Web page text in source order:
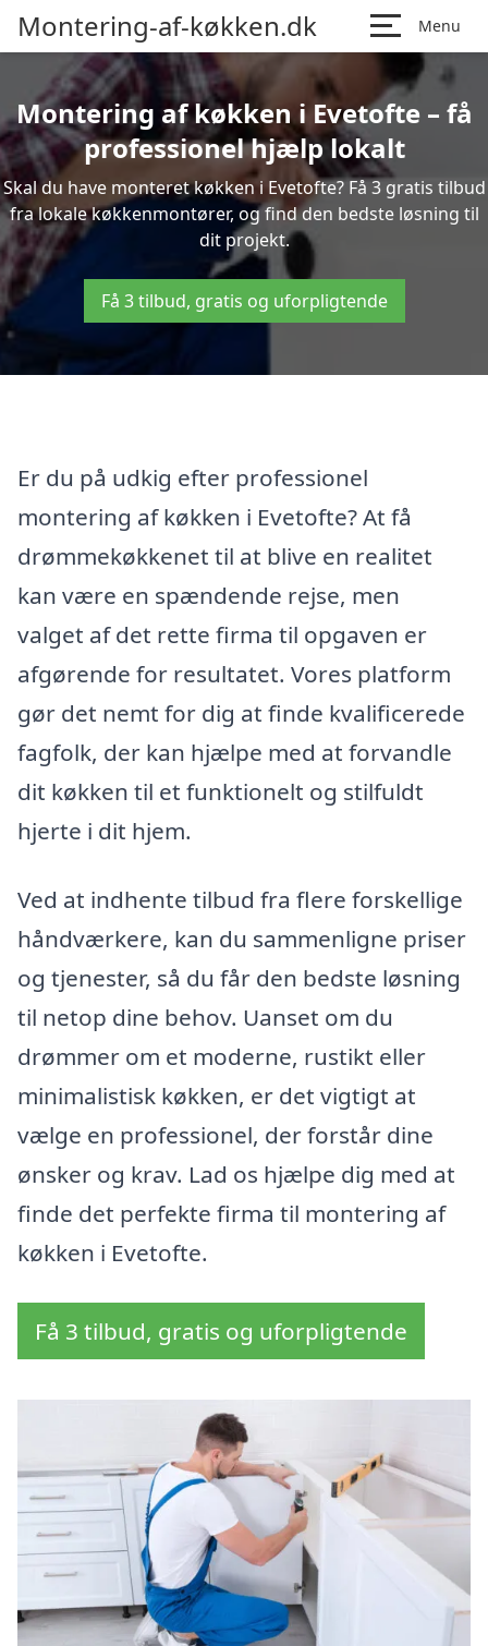
Montering-af-køkken.dk Menu
Montering af køkken i Evetofte – få
professionel hjælp lokalt
Skal du have monteret køkken i Evetofte? Få 3 gratis tilbud
fra lokale køkkenmontører, og find den bedste løsning til
dit projekt.
Få 3 tilbud, gratis og uforpligtende
Er du på udkig efter professionel
montering af køkken i Evetofte? At få
drømmekøkkenet til at blive en realitet
kan være en spændende rejse, men
valget af det rette firma til opgaven er
afgørende for resultatet. Vores platform
gør det nemt for dig at finde kvalificerede
fagfolk, der kan hjælpe med at forvandle
dit køkken til et funktionelt og stilfuldt
hjerte i dit hjem.
Ved at indhente tilbud fra flere forskellige
håndværkere, kan du sammenligne priser
og tjenester, så du får den bedste løsning
til netop dine behov. Uanset om du
drømmer om et moderne, rustikt eller
minimalistisk køkken, er det vigtigt at
vælge en professionel, der forstår dine
ønsker og krav. Lad os hjælpe dig med at
finde det perfekte firma til montering af
køkken i Evetofte.
Få 3 tilbud, gratis og uforpligtende